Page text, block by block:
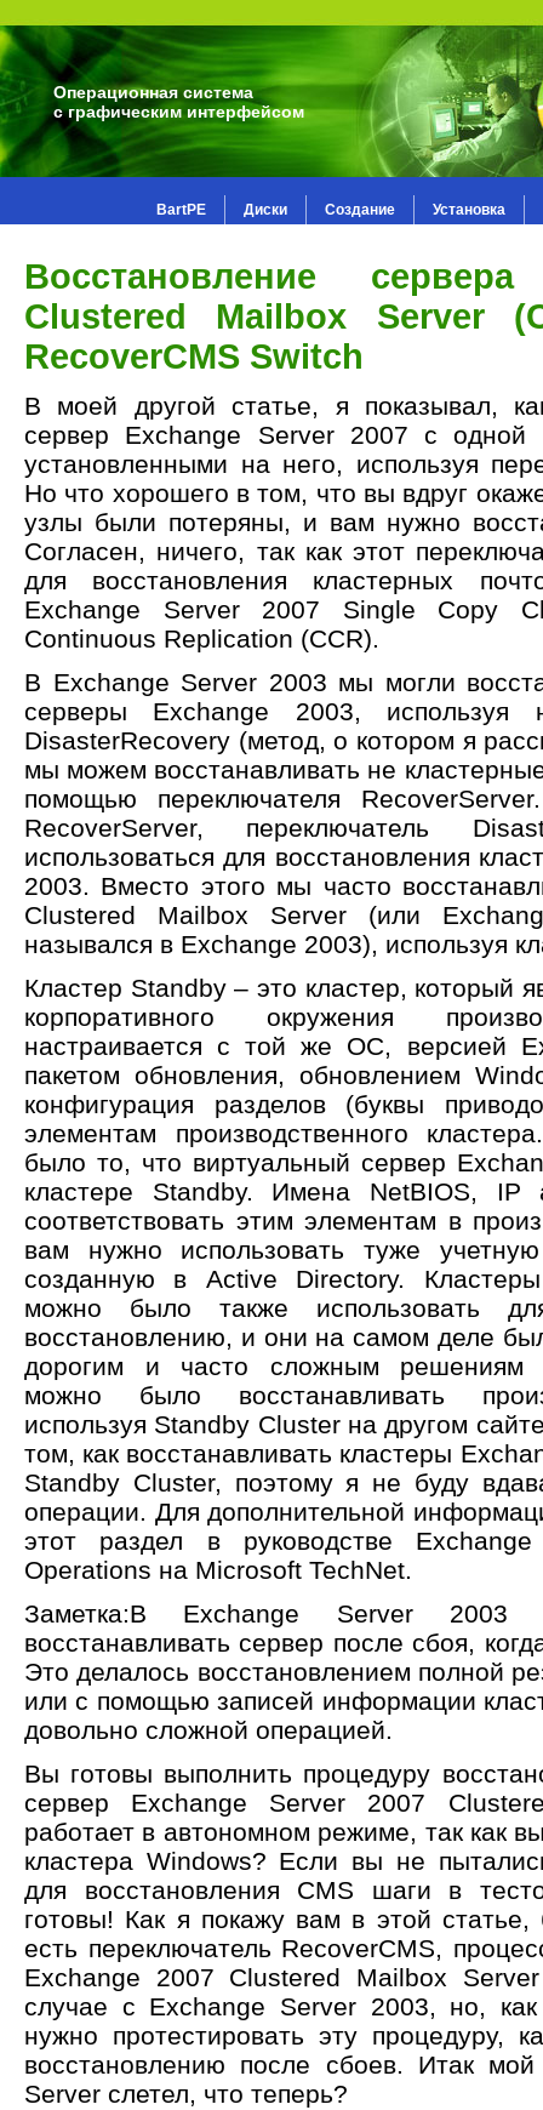
Операционная система
с графическим интерфейсом
BartPE Диски Создание Установка
Восстановление
Clustered Mailbox Server
RecoverCMS Switch
В моей другой статье, я показывал,
сервер Exchange Server 2007 с одной
установленными на него, используя
Но что хорошего в том, что вы вдруг
узлы были потеряны, и вам нужно
Согласен, ничего, так как этот
для восстановления кластерных
Exchange Server 2007 Single Copy
Continuous Replication (CCR).
В Exchange Server 2003 мы могли
серверы Exchange 2003, используя
DisasterRecovery (метод, о котором я
мы можем восстанавливать не
помощью переключателя
RecoverServer, переключатель
использоваться для восстановления
2003. Вместо этого мы часто
Clustered Mailbox Server (или
назывался в Exchange 2003), используя
Кластер Standby – это кластер, который
корпоративного окружения
настраивается с той же ОС, версией
пакетом обновления, обновлением
конфигурация разделов (буквы
элементам производственного
было то, что виртуальный сервер
кластере Standby. Имена NetBIOS,
соответствовать этим элементам в
вам нужно использовать туже
созданную в Active Directory.
можно было также использовать
восстановлению, и они на самом деле
дорогим и часто сложным решениям
можно было восстанавливать
используя Standby Cluster на другом
том, как восстанавливать кластеры
Standby Cluster, поэтому я не буду
операции. Для дополнительной
этот раздел в руководстве
Operations на Microsoft TechNet.
Заметка:В Exchange Server 2003
восстанавливать сервер после сбоя,
Это делалось восстановлением полной
или с помощью записей информации
довольно сложной операцией.
Вы готовы выполнить процедуру
сервер Exchange Server 2007
работает в автономном режиме, так как
кластера Windows? Если вы не
для восстановления CMS шаги в
готовы! Как я покажу вам в этой статье,
есть переключатель RecoverCMS,
Exchange 2007 Clustered Mailbox
случае с Exchange Server 2003, но,
нужно протестировать эту процедуру,
восстановлению после сбоев. Итак
Server слетел, что теперь?